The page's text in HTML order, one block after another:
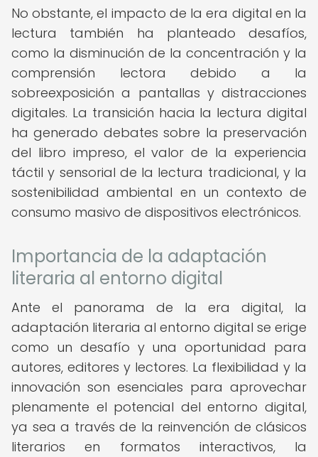
No obstante, el impacto de la era digital en la
lectura también ha planteado desafíos,
como la disminución de la concentración y la
comprensión lectora debido a la
sobreexposición a pantallas y distracciones
digitales. La transición hacia la lectura digital
ha generado debates sobre la preservación
del libro impreso, el valor de la experiencia
táctil y sensorial de la lectura tradicional, y la
sostenibilidad ambiental en un contexto de
consumo masivo de dispositivos electrónicos.
Importancia de la adaptación
literaria al entorno digital
Ante el panorama de la era digital, la
adaptación literaria al entorno digital se erige
como un desafío y una oportunidad para
autores, editores y lectores. La flexibilidad y la
innovación son esenciales para aprovechar
plenamente el potencial del entorno digital,
ya sea a través de la reinvención de clásicos
literarios en formatos interactivos, la